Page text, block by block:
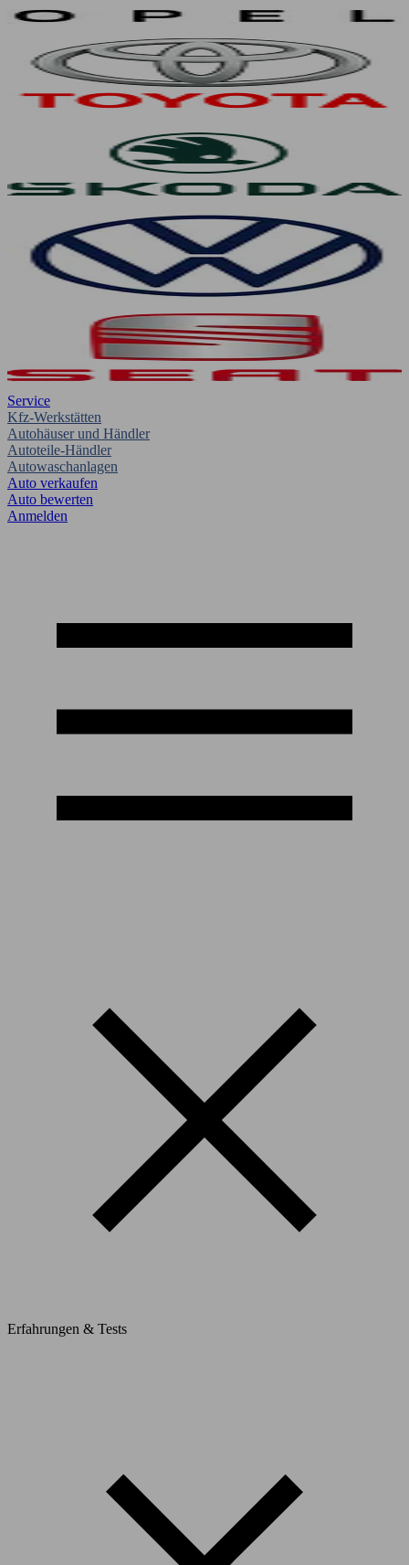
Service
Kfz-Werkstätten
Autohäuser und Händler
Autoteile-Händler
Autowaschanlagen
Auto verkaufen
Auto bewerten
Anmelden
Erfahrungen & Tests